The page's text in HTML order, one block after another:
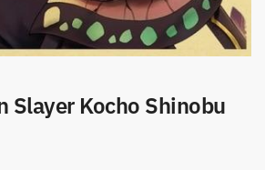
Slayer Kocho Shinobu